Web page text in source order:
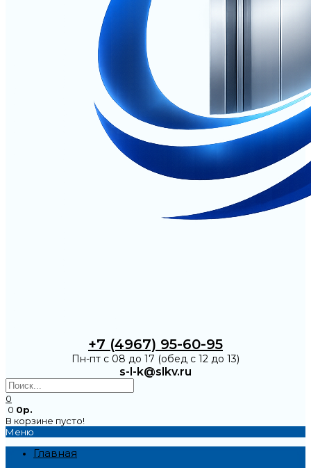
+7 (4967) 95-60-95
Пн-пт с 08 до 17 (обед с 12 до 13)
s-l-k@slkv.ru
0
0 0р.
В корзине пусто!
Меню
Главная